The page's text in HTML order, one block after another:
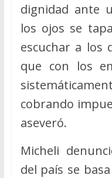
dignidad ante
los ojos se
escuchar a los
que con los
cobrando
aseveró.
Micheli
del país se